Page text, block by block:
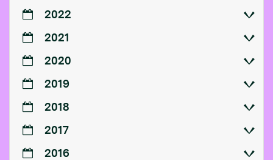
2022
2021
2020
2019
2018
2017
2016